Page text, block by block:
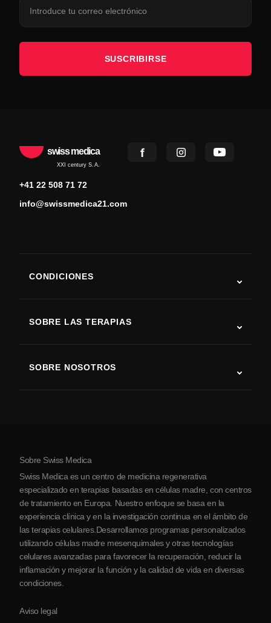
SUSCRIBIRSE
swiss medica
XXI century S.A.
+41 22 508 71 72
info@swissmedica21.com
CONDICIONES
Enfermedad de Parkinson
Artritis
SOBRE LAS TERAPIAS
SOBRE NOSOTROS
Sobre Serbia
Colaboraciones
Sobre Swiss Medica
Swiss Medica es un centro de medicina regenerativa
especializado en terapias basadas en células madre, con centros
de tratamiento en Europa. Nuestro enfoque se basa en la
experiencia clínica y en la investigación continua en el ámbito de
las terapias celulares.Desarrollamos programas personalizados
utilizando células madre mesenquimales y otras tecnologías
celulares avanzadas para favorecer la recuperación, reducir la
inflamación y mejorar la función y la calidad de vida en diversas
condiciones.
Aviso legal